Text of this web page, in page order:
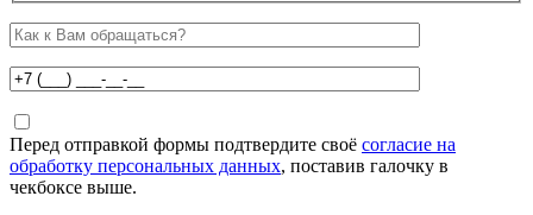
Перед отправкой формы подтвердите своё согласие на
обработку персональных данных, поставив галочку в
чекбоксе выше.